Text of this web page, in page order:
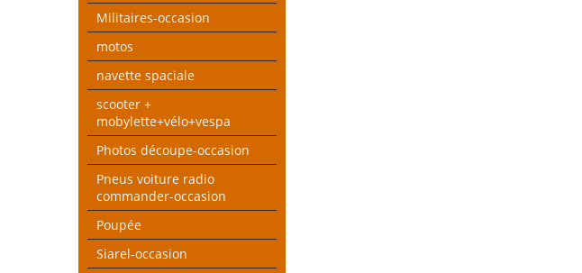
Militaires-occasion
motos
navette spaciale
scooter +
mobylette+vélo+vespa
Photos découpe-occasion
Pneus voiture radio
commander-occasion
Poupée
Siarel-occasion